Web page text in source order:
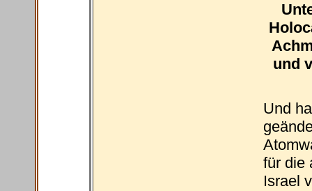
und
Und
für die
Israel